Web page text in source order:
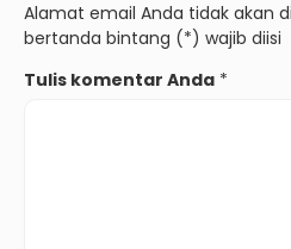
Alamat email Anda tidak akan
bertanda bintang (*) wajib diisi
Tulis komentar Anda *